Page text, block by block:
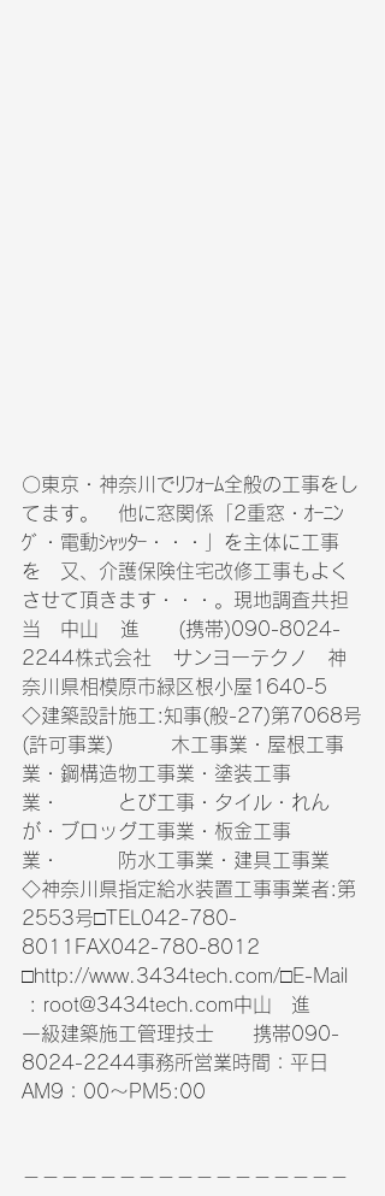
〇東京・神奈川でﾘﾌｫｰﾑ全般の工事をし
てます。　他に窓関係「2重窓・ｵｰﾆﾝ
ｸﾞ・電動ｼｬｯﾀｰ・・・」を主体に工事
を　又、介護保険住宅改修工事もよく
させて頂きます・・・。現地調査共担
当　中山   進　　(携帯)090-8024-
2244株式会社   サンヨーテクノ　神
奈川県相模原市緑区根小屋1640-5
◇建築設計施工:知事(般-27)第7068号
(許可事業)　　　木工事業・屋根工事
業・鋼構造物工事業・塗装工事
業・　　　とび工事・タイル・れん
が・ブロッグ工事業・板金工事
業・　　　防水工事業・建具工事業
◇神奈川県指定給水装置工事事業者:第
2553号□TEL042-780-
8011FAX042-780-8012
□http://www.3434tech.com/□E-Mail
: root@3434tech.com中山　進
一級建築施工管理技士　　携帯090-
8024-2244事務所営業時間：平日
AM9：00～PM5:00
－－－－－－－－－－－－－－－－－